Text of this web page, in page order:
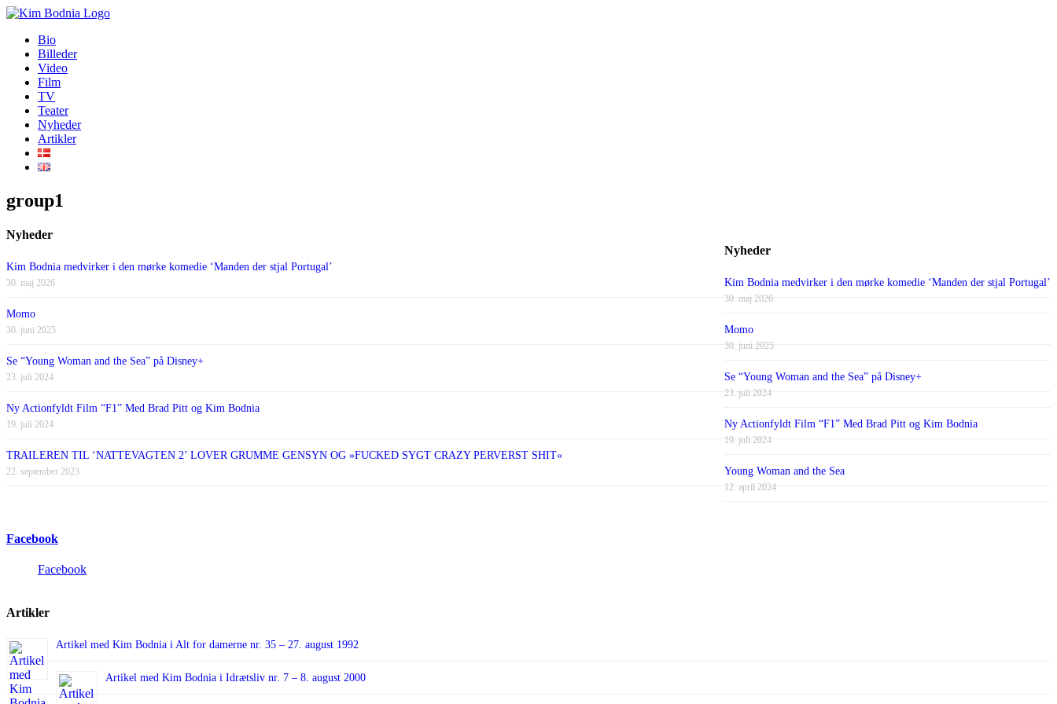
Skip
contentBio
Billeder
Video
Film
TV
Teater
Nyheder
Artikler
group1
Nyheder
Kim Bodnia medvirker i den mørke komedie ‘Manden der stjal Portugal’
30. maj 2026
Momo
30. juni 2025
Se “Young Woman and the Sea” på Disney+
23. juli 2024
Ny Actionfyldt Film “F1” Med Brad Pitt og Kim Bodnia
19. juli 2024
Young Woman and the Sea
12. april 2024
Nyheder
Kim Bodnia medvirker i den mørke komedie ‘Manden der stjal Portugal’
30. maj 2026
Momo
30. juni 2025
Se “Young Woman and the Sea” på Disney+
23. juli 2024
Ny Actionfyldt Film “F1” Med Brad Pitt og Kim Bodnia
19. juli 2024
TRAILEREN TIL ‘NATTEVAGTEN 2’ LOVER GRUMME GENSYN OG »FUCKED SYGT CRAZY PERVERST SHIT«
22. september 2023
Facebook
Facebook
Artikler
Artikel med Kim Bodnia i Alt for damerne nr. 35 – 27. august 1992
Artikel med Kim Bodnia i Idrætsliv nr. 7 – 8. august 2000